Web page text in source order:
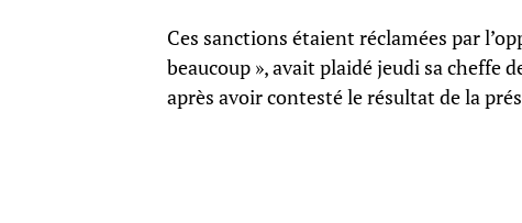
Ces sanctions étaient réclamées par
beaucoup », avait plaidé jeudi sa cheffe
après avoir contesté le résultat de la